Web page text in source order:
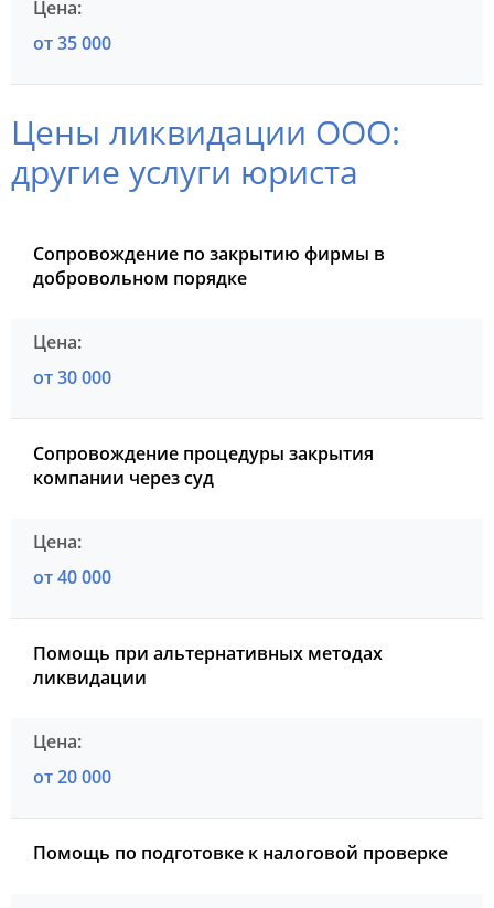
от 35 000
Цены ликвидации ООО:
другие услуги юриста
Сопровождение по закрытию фирмы в
добровольном порядке
от 30 000
Сопровождение процедуры закрытия
компании через суд
от 40 000
Помощь при альтернативных методах
ликвидации
от 20 000
Помощь по подготовке к налоговой проверке